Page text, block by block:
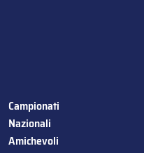
Campionati
Nazionali
Amichevoli